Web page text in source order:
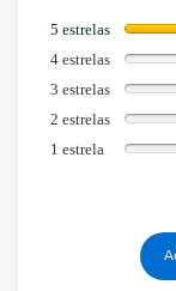
5 estrelas
4 estrelas
3 estrelas
2 estrelas
1 estrela